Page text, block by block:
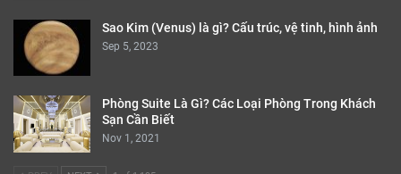
Sao Kim (Venus) là gì? Cấu trúc, vệ tinh, hình ảnh
Sep 5, 2023
Phòng Suite Là Gì? Các Loại Phòng Trong Khách
Sạn Cần Biết
Nov 1, 2021